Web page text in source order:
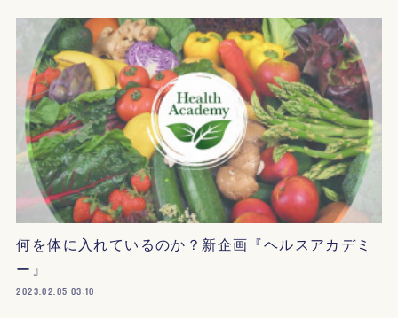
何を体に入れているのか？新企画『ヘルスアカデミ
ー』
2023.02.05 03:10